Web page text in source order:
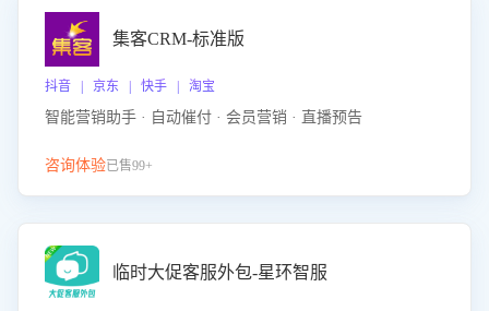
集客CRM-标准版
抖音 | 京东 | 快手 | 淘宝
智能营销助手 · 自动催付 · 会员营销 · 直播预告
咨询体验已售99+
临时大促客服外包-星环智服